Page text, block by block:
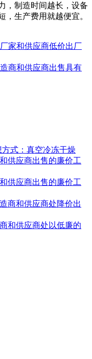
，制造时间越长，设备
，生产费用就越便宜。
家和供应商低价出厂
商和供应商出售具有
式：真空冷冻干燥
供应商出售的廉价工
供应商出售的廉价工
商和供应商处降价出
和供应商处以低廉的